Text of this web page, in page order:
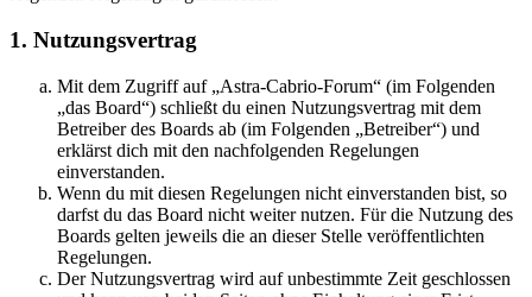
1. Nutzungsvertrag
Mit dem Zugriff auf „Astra-Cabrio-Forum“ (im Folgenden
„das Board“) schließt du einen Nutzungsvertrag mit dem
Betreiber des Boards ab (im Folgenden „Betreiber“) und
erklärst dich mit den nachfolgenden Regelungen
einverstanden.
Wenn du mit diesen Regelungen nicht einverstanden bist, so
darfst du das Board nicht weiter nutzen. Für die Nutzung des
Boards gelten jeweils die an dieser Stelle veröffentlichten
Regelungen.
Der Nutzungsvertrag wird auf unbestimmte Zeit geschlossen